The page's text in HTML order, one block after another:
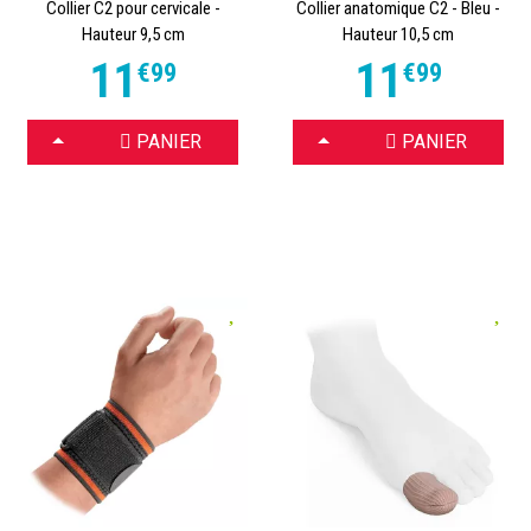
Collier C2 pour cervicale -
Hauteur 9,5 cm
11 €99
CHOISIR PANIER
Collier anatomique C2 - Bleu -
Hauteur 10,5 cm
11 €99
CHOISIR PANIER